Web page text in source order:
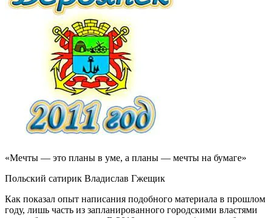
«Мечты — это планы в уме, а планы — мечты на бумаге»
Польский сатирик Владислав Гжещик
Как показал опыт написания подобного материала в прошлом
году, лишь часть из запланированного городскими властями